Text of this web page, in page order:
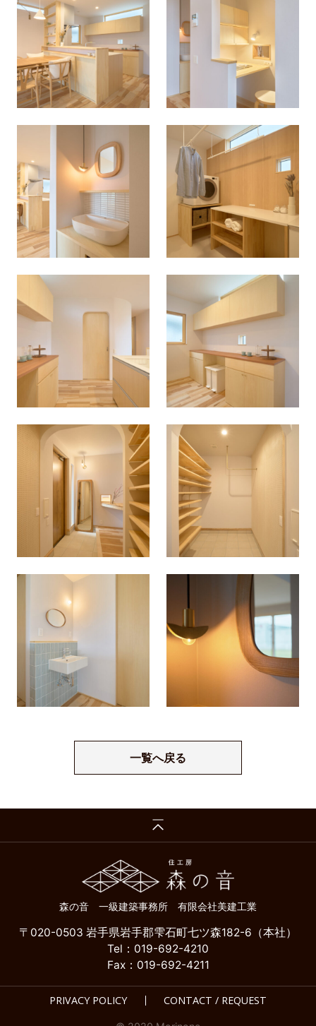
一覧へ戻る
森の音 一級建築事務所 有限会社美建工業
〒020-0503 岩手県岩手郡雫石町七ツ森182-6（本社）
Tel：019-692-4210
Fax：019-692-4211
PRIVACY POLICY CONTACT / REQUEST